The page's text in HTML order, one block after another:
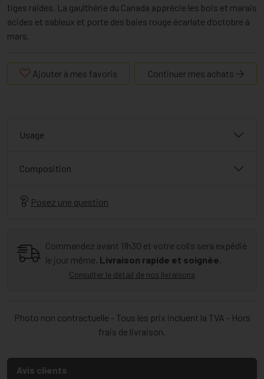
tiges raides. La gaulthérie du Canada apprécie les bois et marais
acides et sableux et porte des baies rouge écarlate d’octobre à
mars.
Ajouter à mes favoris Continuer mes achats
Usage
Composition
Posez une question
Commandez avant 11h30 et votre colis sera expédié
le jour même. Livraison rapide et soignée.
Consulter le détail de nos livraisons
Photo non contractuelle - Tous les prix incluent la TVA - Hors
frais de livraison.
Avis clients